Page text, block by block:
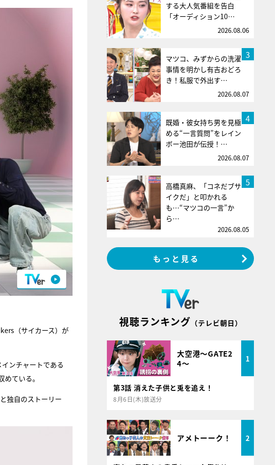
（サイカース）が
ンチャートである
ている。
独自のストーリー
する大人気番組を告白
「オーディション10…
2026.08.06
3
マツコ、みずからの洗濯
事情を明かし有吉おどろ
き！私服で外出す…
2026.08.07
4
既婚・彼女持ち男を見極
める“一言質問”をレイン
ボー池田が伝授！…
2026.08.07
5
高橋真麻、「コネだブサ
イクだ」と叩かれる
も…“マツコの一言”か
ら…
2026.08.05
もっと見る
視聴ランキング （テレビ朝日）
大空港～GATE2
4～
1
第3話 消えた子供と兎を追え！
8月6日(木)放送分
アメトーーク！ 2